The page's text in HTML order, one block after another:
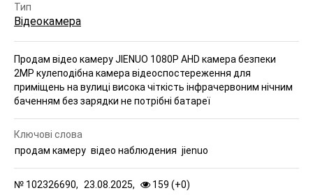
Тип
Відеокамера
Продам відео камеруJIENUO 1080P AHD камера безпеки
2МР кулеподібна камера відеоспостереження для
приміщень на вулиці висока чіткість інфрачервоним нічним
баченням без зарядки не потрібні батареї
№ 102326690, 23.08.2025, 159 (+0)
Ключові слова
продам камеру відео наблюдения jienuo